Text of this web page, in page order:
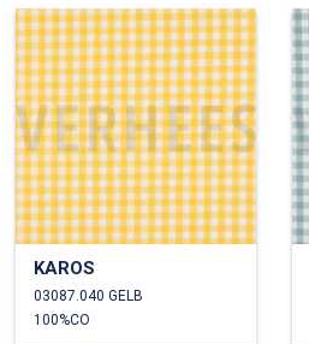
KAROS
03087.040 GELB
100%CO